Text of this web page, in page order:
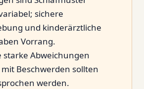
sichere
und kinderärztliche
Vorrang.
starke Abweichungen
Beschwerden sollten
werden.